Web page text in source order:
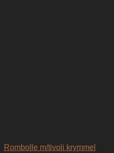
Rombolle m/tivoli krymmel